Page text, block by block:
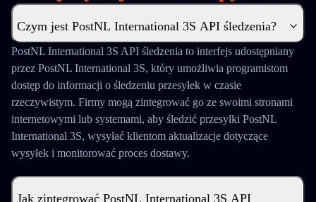
Czym jest PostNL International 3S API śledzenia?
PostNL International 3S API śledzenia to interfejs udostępniany
przez PostNL International 3S, który umożliwia programistom
dostęp do informacji o śledzeniu przesyłek w czasie
rzeczywistym. Firmy mogą zintegrować go ze swoimi stronami
internetowymi lub systemami, aby śledzić przesyłki PostNL
International 3S, wysyłać klientom aktualizacje dotyczące
wysyłek i monitorować proces dostawy.
Jak zintegrować PostNL International 3S API